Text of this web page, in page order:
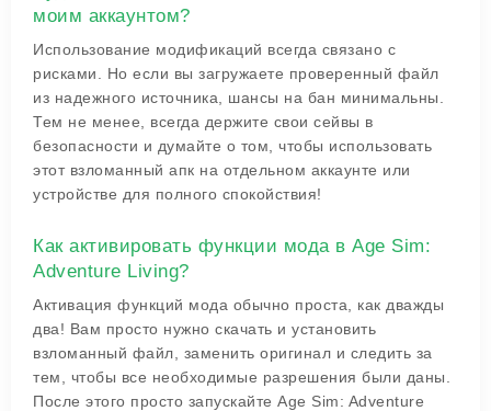
моим аккаунтом?
Использование модификаций всегда связано с
рисками. Но если вы загружаете проверенный файл
из надежного источника, шансы на бан минимальны.
Тем не менее, всегда держите свои сейвы в
безопасности и думайте о том, чтобы использовать
этот взломанный апк на отдельном аккаунте или
устройстве для полного спокойствия!
Как активировать функции мода в Age Sim:
Adventure Living?
Активация функций мода обычно проста, как дважды
два! Вам просто нужно скачать и установить
взломанный файл, заменить оригинал и следить за
тем, чтобы все необходимые разрешения были даны.
После этого просто запускайте Age Sim: Adventure